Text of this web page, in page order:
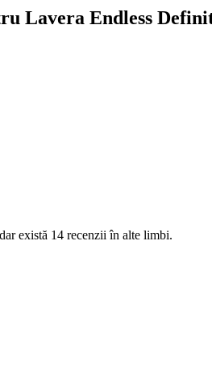
Lavera Endless
există 14 recenzii în alte limbi.